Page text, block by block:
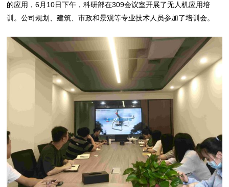
的应用，6月10日下午，科研部在309会议室开展了无人机应用培
训。公司规划、建筑、市政和景观等专业技术人员参加了培训会。